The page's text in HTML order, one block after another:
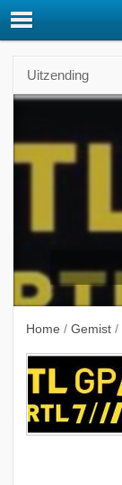
Uitzending
Home / Gemist /